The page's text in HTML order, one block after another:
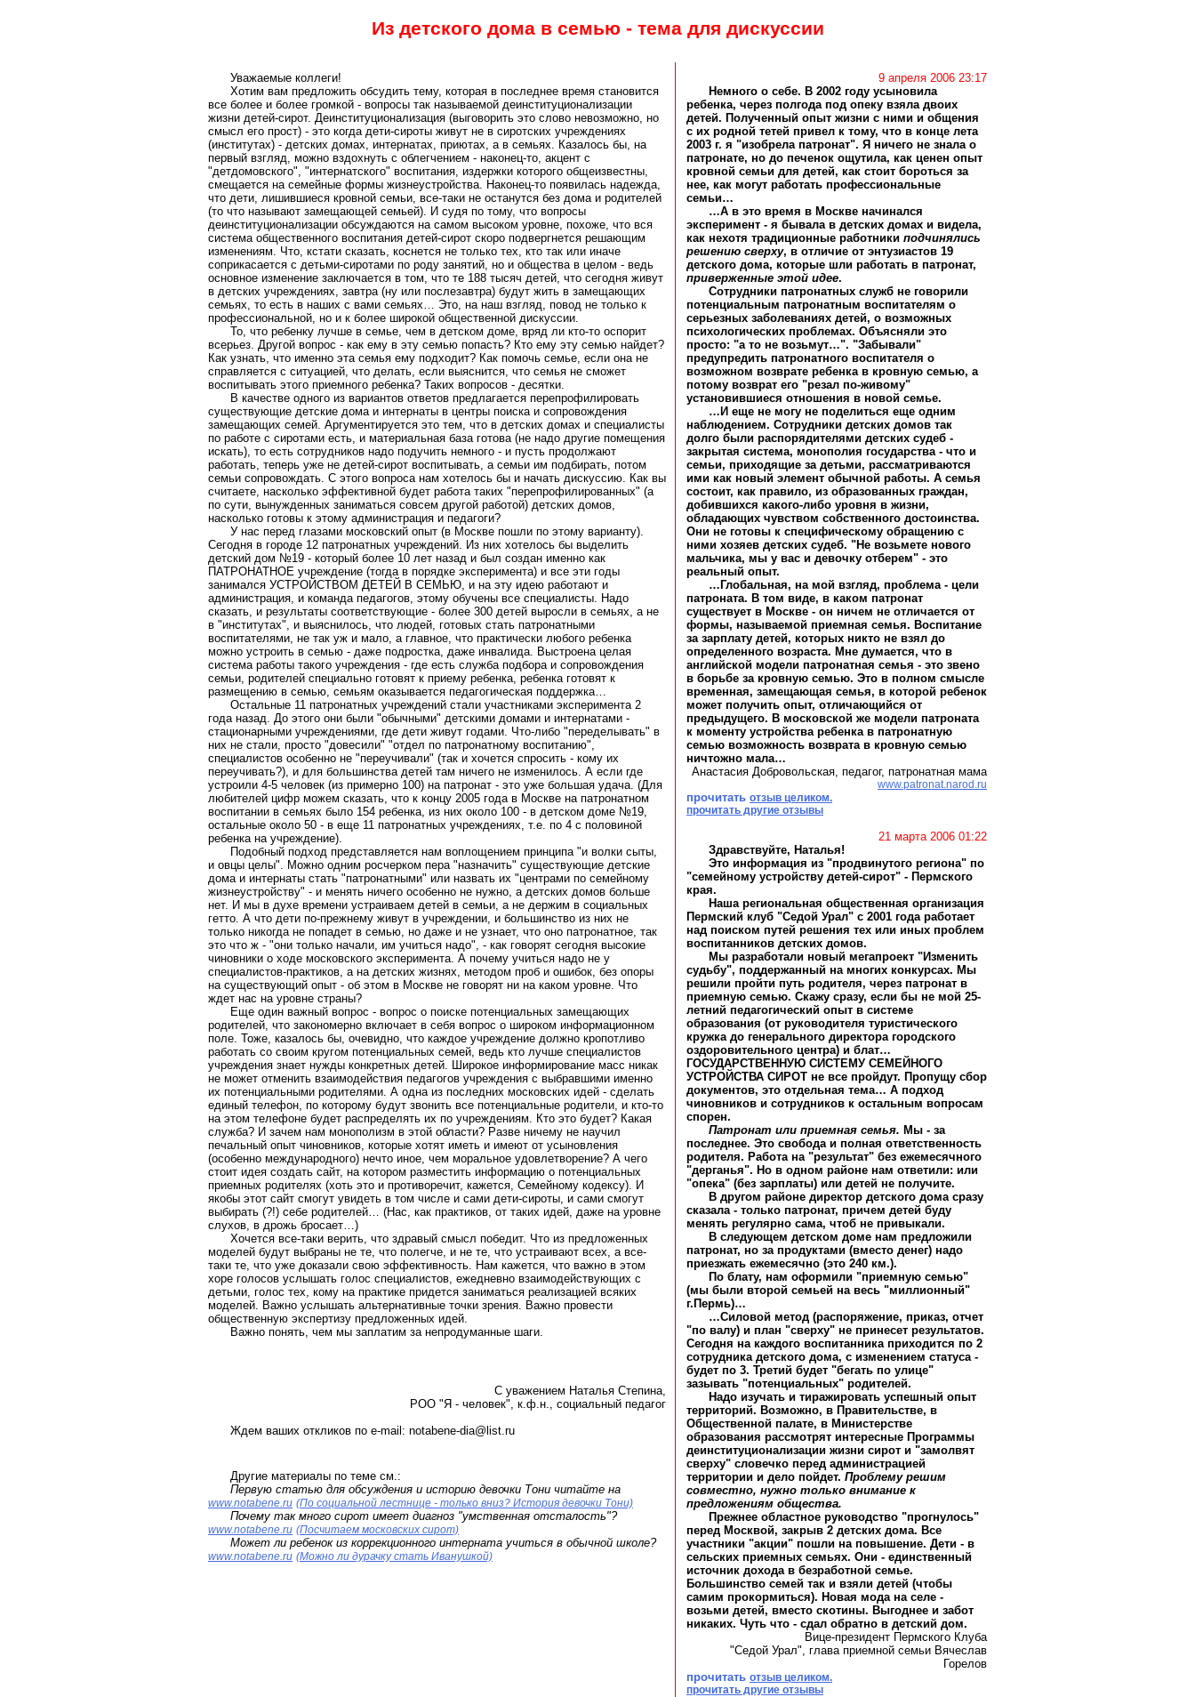
Из детского дома в семью - тема для дискуссии
Уважаемые коллеги!
Хотим вам предложить обсудить тему, которая в последнее время становится
все более и более громкой - вопросы так называемой деинституционализации
жизни детей-сирот. Деинституционализация (выговорить это слово невозможно, но
смысл его прост) - это когда дети-сироты живут не в сиротских учреждениях
(институтах) - детских домах, интернатах, приютах, а в семьях. Казалось бы, на
первый взгляд, можно вздохнуть с облегчением - наконец-то, акцент с
"детдомовского", "интернатского" воспитания, издержки которого общеизвестны,
смещается на семейные формы жизнеустройства. Наконец-то появилась надежда,
что дети, лишившиеся кровной семьи, все-таки не останутся без дома и родителей
(то что называют замещающей семьей). И судя по тому, что вопросы
деинституционализации обсуждаются на самом высоком уровне, похоже, что вся
система общественного воспитания детей-сирот скоро подвергнется решающим
изменениям. Что, кстати сказать, коснется не только тех, кто так или иначе
соприкасается с детьми-сиротами по роду занятий, но и общества в целом - ведь
основное изменение заключается в том, что те 188 тысяч детей, что сегодня живут
в детских учреждениях, завтра (ну или послезавтра) будут жить в замещающих
семьях, то есть в наших с вами семьях… Это, на наш взгляд, повод не только к
профессиональной, но и к более широкой общественной дискуссии.
То, что ребенку лучше в семье, чем в детском доме, вряд ли кто-то оспорит
всерьез. Другой вопрос - как ему в эту семью попасть? Кто ему эту семью найдет?
Как узнать, что именно эта семья ему подходит? Как помочь семье, если она не
справляется с ситуацией, что делать, если выяснится, что семья не сможет
воспитывать этого приемного ребенка? Таких вопросов - десятки.
В качестве одного из вариантов ответов предлагается перепрофилировать
существующие детские дома и интернаты в центры поиска и сопровождения
замещающих семей. Аргументируется это тем, что в детских домах и специалисты
по работе с сиротами есть, и материальная база готова (не надо другие помещения
искать), то есть сотрудников надо подучить немного - и пусть продолжают
работать, теперь уже не детей-сирот воспитывать, а семьи им подбирать, потом
семьи сопровождать. С этого вопроса нам хотелось бы и начать дискуссию. Как вы
считаете, насколько эффективной будет работа таких "перепрофилированных" (а
по сути, вынужденных заниматься совсем другой работой) детских домов,
насколько готовы к этому администрация и педагоги?
У нас перед глазами московский опыт (в Москве пошли по этому варианту).
Сегодня в городе 12 патронатных учреждений. Из них хотелось бы выделить
детский дом №19 - который более 10 лет назад и был создан именно как
ПАТРОНАТНОЕ учреждение (тогда в порядке эксперимента) и все эти годы
занимался УСТРОЙСТВОМ ДЕТЕЙ В СЕМЬЮ, и на эту идею работают и
администрация, и команда педагогов, этому обучены все специалисты. Надо
сказать, и результаты соответствующие - более 300 детей выросли в семьях, а не
в "институтах", и выяснилось, что людей, готовых стать патронатными
воспитателями, не так уж и мало, а главное, что практически любого ребенка
можно устроить в семью - даже подростка, даже инвалида. Выстроена целая
система работы такого учреждения - где есть служба подбора и сопровождения
семьи, родителей специально готовят к приему ребенка, ребенка готовят к
размещению в семью, семьям оказывается педагогическая поддержка…
Остальные 11 патронатных учреждений стали участниками эксперимента 2
года назад. До этого они были "обычными" детскими домами и интернатами -
стационарными учреждениями, где дети живут годами. Что-либо "переделывать" в
них не стали, просто "довесили" "отдел по патронатному воспитанию",
специалистов особенно не "переучивали" (так и хочется спросить - кому их
переучивать?), и для большинства детей там ничего не изменилось. А если где
устроили 4-5 человек (из примерно 100) на патронат - это уже большая удача. (Для
любителей цифр можем сказать, что к концу 2005 года в Москве на патронатном
воспитании в семьях было 154 ребенка, из них около 100 - в детском доме №19,
остальные около 50 - в еще 11 патронатных учреждениях, т.е. по 4 с половиной
ребенка на учреждение).
Подобный подход представляется нам воплощением принципа "и волки сыты,
и овцы целы". Можно одним росчерком пера "назначить" существующие детские
дома и интернаты стать "патронатными" или назвать их "центрами по семейному
жизнеустройству" - и менять ничего особенно не нужно, а детских домов больше
нет. И мы в духе времени устраиваем детей в семьи, а не держим в социальных
гетто. А что дети по-прежнему живут в учреждении, и большинство из них не
только никогда не попадет в семью, но даже и не узнает, что оно патронатное, так
это что ж - "они только начали, им учиться надо", - как говорят сегодня высокие
чиновники о ходе московского эксперимента. А почему учиться надо не у
специалистов-практиков, а на детских жизнях, методом проб и ошибок, без опоры
на существующий опыт - об этом в Москве не говорят ни на каком уровне. Что
ждет нас на уровне страны?
Еще один важный вопрос - вопрос о поиске потенциальных замещающих
родителей, что закономерно включает в себя вопрос о широком информационном
поле. Тоже, казалось бы, очевидно, что каждое учреждение должно кропотливо
работать со своим кругом потенциальных семей, ведь кто лучше специалистов
учреждения знает нужды конкретных детей. Широкое информирование масс никак
не может отменить взаимодействия педагогов учреждения с выбравшими именно
их потенциальными родителями. А одна из последних московских идей - сделать
единый телефон, по которому будут звонить все потенциальные родители, и кто-то
на этом телефоне будет распределять их по учреждениям. Кто это будет? Какая
служба? И зачем нам монополизм в этой области? Разве ничему не научил
печальный опыт чиновников, которые хотят иметь и имеют от усыновления
(особенно международного) нечто иное, чем моральное удовлетворение? А чего
стоит идея создать сайт, на котором разместить информацию о потенциальных
приемных родителях (хоть это и противоречит, кажется, Семейному кодексу). И
якобы этот сайт смогут увидеть в том числе и сами дети-сироты, и сами смогут
выбирать (?!) себе родителей… (Нас, как практиков, от таких идей, даже на уровне
слухов, в дрожь бросает…)
Хочется все-таки верить, что здравый смысл победит. Что из предложенных
моделей будут выбраны не те, что полегче, и не те, что устраивают всех, а все-
таки те, что уже доказали свою эффективность. Нам кажется, что важно в этом
хоре голосов услышать голос специалистов, ежедневно взаимодействующих с
детьми, голос тех, кому на практике придется заниматься реализацией всяких
моделей. Важно услышать альтернативные точки зрения. Важно провести
общественную экспертизу предложенных идей.
Важно понять, чем мы заплатим за непродуманные шаги.
С уважением Наталья Степина,
РОО "Я - человек", к.ф.н., социальный педагог
Ждем ваших откликов по e-mail: notabene-dia@list.ru
Другие материалы по теме см.:
Первую статью для обсуждения и историю девочки Тони читайте на
www.notabene.ru (По социальной лестнице - только вниз? История девочки Тони)
Почему так много сирот имеет диагноз "умственная отсталость"?
www.notabene.ru (Посчитаем московских сирот)
Может ли ребенок из коррекционного интерната учиться в обычной школе?
www.notabene.ru (Можно ли дурачку стать Иванушкой)
9 апреля 2006 23:17
Немного о себе. В 2002 году усыновила
ребенка, через полгода под опеку взяла двоих
детей. Полученный опыт жизни с ними и общения
с их родной тетей привел к тому, что в конце лета
2003 г. я "изобрела патронат". Я ничего не знала о
патронате, но до печенок ощутила, как ценен опыт
кровной семьи для детей, как стоит бороться за
нее, как могут работать профессиональные
семьи…
…А в это время в Москве начинался
эксперимент - я бывала в детских домах и видела,
как нехотя традиционные работники подчинялись
решению сверху, в отличие от энтузиастов 19
детского дома, которые шли работать в патронат,
приверженные этой идее.
Сотрудники патронатных служб не говорили
потенциальным патронатным воспитателям о
серьезных заболеваниях детей, о возможных
психологических проблемах. Объясняли это
просто: "а то не возьмут…". "Забывали"
предупредить патронатного воспитателя о
возможном возврате ребенка в кровную семью, а
потому возврат его "резал по-живому"
установившиеся отношения в новой семье.
…И еще не могу не поделиться еще одним
наблюдением. Сотрудники детских домов так
долго были распорядителями детских судеб -
закрытая система, монополия государства - что и
семьи, приходящие за детьми, рассматриваются
ими как новый элемент обычной работы. А семья
состоит, как правило, из образованных граждан,
добившихся какого-либо уровня в жизни,
обладающих чувством собственного достоинства.
Они не готовы к специфическому обращению с
ними хозяев детских судеб. "Не возьмете нового
мальчика, мы у вас и девочку отберем" - это
реальный опыт.
…Глобальная, на мой взгляд, проблема - цели
патроната. В том виде, в каком патронат
существует в Москве - он ничем не отличается от
формы, называемой приемная семья. Воспитание
за зарплату детей, которых никто не взял до
определенного возраста. Мне думается, что в
английской модели патронатная семья - это звено
в борьбе за кровную семью. Это в полном смысле
временная, замещающая семья, в которой ребенок
может получить опыт, отличающийся от
предыдущего. В московской же модели патроната
к моменту устройства ребенка в патронатную
семью возможность возврата в кровную семью
ничтожно мала…
Анастасия Добровольская, педагог, патронатная мама
www.patronat.narod.ru
прочитать отзыв целиком.
прочитать другие отзывы
21 марта 2006 01:22
Здравствуйте, Наталья!
Это информация из "продвинутого региона" по
"семейному устройству детей-сирот" - Пермского
края.
Наша региональная общественная организация
Пермский клуб "Седой Урал" с 2001 года работает
над поиском путей решения тех или иных проблем
воспитанников детских домов.
Мы разработали новый мегапроект "Изменить
судьбу", поддержанный на многих конкурсах. Мы
решили пройти путь родителя, через патронат в
приемную семью. Скажу сразу, если бы не мой 25-
летний педагогический опыт в системе
образования (от руководителя туристического
кружка до генерального директора городского
оздоровительного центра) и блат…
ГОСУДАРСТВЕННУЮ СИСТЕМУ СЕМЕЙНОГО
УСТРОЙСТВА СИРОТ не все пройдут. Пропущу сбор
документов, это отдельная тема… А подход
чиновников и сотрудников к остальным вопросам
спорен.
Патронат или приемная семья. Мы - за
последнее. Это свобода и полная ответственность
родителя. Работа на "результат" без ежемесячного
"дерганья". Но в одном районе нам ответили: или
"опека" (без зарплаты) или детей не получите.
В другом районе директор детского дома сразу
сказала - только патронат, причем детей буду
менять регулярно сама, чтоб не привыкали.
В следующем детском доме нам предложили
патронат, но за продуктами (вместо денег) надо
приезжать ежемесячно (это 240 км.).
По блату, нам оформили "приемную семью"
(мы были второй семьей на весь "миллионный"
г.Пермь)…
…Силовой метод (распоряжение, приказ, отчет
"по валу) и план "сверху" не принесет результатов.
Сегодня на каждого воспитанника приходится по 2
сотрудника детского дома, с изменением статуса -
будет по 3. Третий будет "бегать по улице"
зазывать "потенциальных" родителей.
Надо изучать и тиражировать успешный опыт
территорий. Возможно, в Правительстве, в
Общественной палате, в Министерстве
образования рассмотрят интересные Программы
деинституционализации жизни сирот и "замолвят
сверху" словечко перед администрацией
территории и дело пойдет. Проблему решим
совместно, нужно только внимание к
предложениям общества.
Прежнее областное руководство "прогнулось"
перед Москвой, закрыв 2 детских дома. Все
участники "акции" пошли на повышение. Дети - в
сельских приемных семьях. Они - единственный
источник дохода в безработной семье.
Большинство семей так и взяли детей (чтобы
самим прокормиться). Новая мода на селе -
возьми детей, вместо скотины. Выгоднее и забот
никаких. Чуть что - сдал обратно в детский дом.
Вице-президент Пермского Клуба
"Седой Урал", глава приемной семьи Вячеслав
Горелов
прочитать отзыв целиком.
прочитать другие отзывы